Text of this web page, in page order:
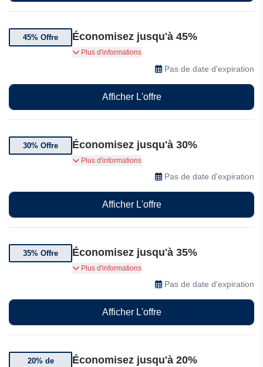
45% Offre Économisez jusqu'à 45%
Bénéficiez de 45% de réduction sur une
sélection d'articles Airfix.
Plus d'informations
Pas de date d'expiration
Afficher L'offre
30% Offre Économisez jusqu'à 30%
Bénéficiez de jusqu'à 30% de réduction sur une
sélection de produits Airfix en solde
Plus d'informations
Pas de date d'expiration
Afficher L'offre
35% Offre Économisez jusqu'à 35%
Bénéficiez de 30% de réduction sur une
sélection d'articles Airfix.
Plus d'informations
Pas de date d'expiration
Afficher L'offre
20% de
Économisez jusqu'à 20%